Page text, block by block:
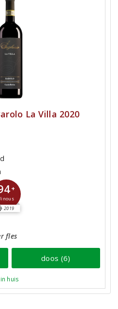
La Villa 2020
+
2019
fles
doos (6)
huis